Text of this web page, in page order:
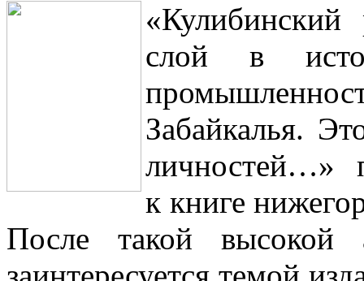
слой в
Забайкалья.
личностей…»
к книге
После такой высокой